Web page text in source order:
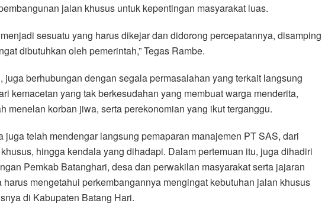
jalan khusus untuk kepentingan masyarakat luas.
sesuatu yang harus dikejar dan didorong percepatannya, disamping
dibutuhkan oleh pemerintah,” Tegas Rambe.
juga berhubungan dengan segala permasalahan yang terkait langsung
kemacetan yang tak berkesudahan yang membuat warga menderita,
menelan korban jiwa, serta perekonomian yang ikut terganggu.
juga telah mendengar langsung pemaparan manajemen PT SAS, dari
hingga kendala yang dihadapi. Dalam pertemuan itu, juga dihadiri
Pemkab Batanghari, desa dan perwakilan masyarakat serta jajaran
mengetahui perkembangannya mengingat kebutuhan jalan khusus
di Kabupaten Batang Hari.